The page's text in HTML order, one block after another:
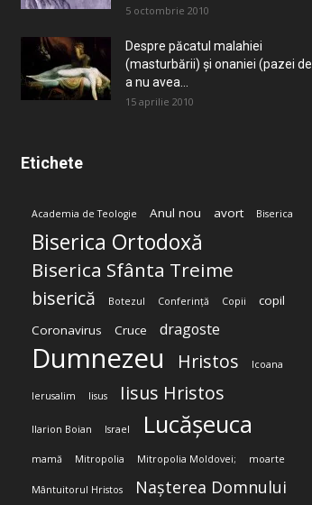
5 octombrie 2010
Despre păcatul malahiei
(masturbării) şi onaniei (pazei de
a nu avea...
15 aprilie 2010
Etichete
Academia de Teologie Anul nou avort Biserica
Biserica Ortodoxă
Biserica Sfânta Treime
biserică Botezul Conferință Copii
copil
Coronavirus
Cruce dragoste
Dumnezeu Hristos Icoana
Ierusalim Iisus Iisus Hristos
Ilarion Boian Israel Lucășeuca
mamă Mitropolia Mitropolia Moldovei; moarte
Mântuitorul Hristos Nașterea Domnului